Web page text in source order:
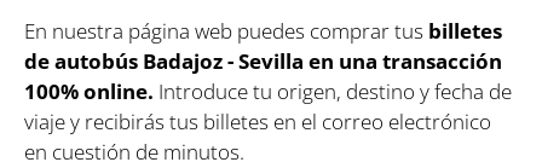
En nuestra página web puedes comprar tus billetes
de autobús Badajoz - Sevilla en una transacción
100% online. Introduce tu origen, destino y fecha de
viaje y recibirás tus billetes en el correo electrónico
en cuestión de minutos.